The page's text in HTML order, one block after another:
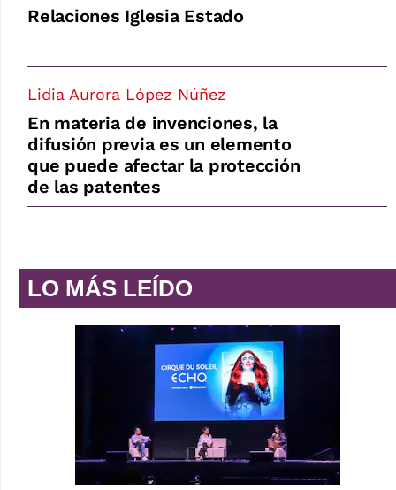
Relaciones Iglesia Estado
Lidia Aurora López Núñez
En materia de invenciones, la
difusión previa es un elemento
que puede afectar la protección
de las patentes
LO MÁS LEÍDO